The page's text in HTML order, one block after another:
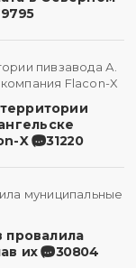
X
31220
провалила
их
30804